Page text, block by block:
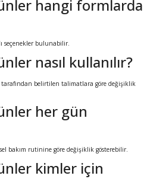
hangi formlarda
seçenekler bulunabilir.
nasıl kullanılır?
belirtilen talimatlara göre değişiklik
her gün
bakım rutinine göre değişiklik gösterebilir.
kimler için